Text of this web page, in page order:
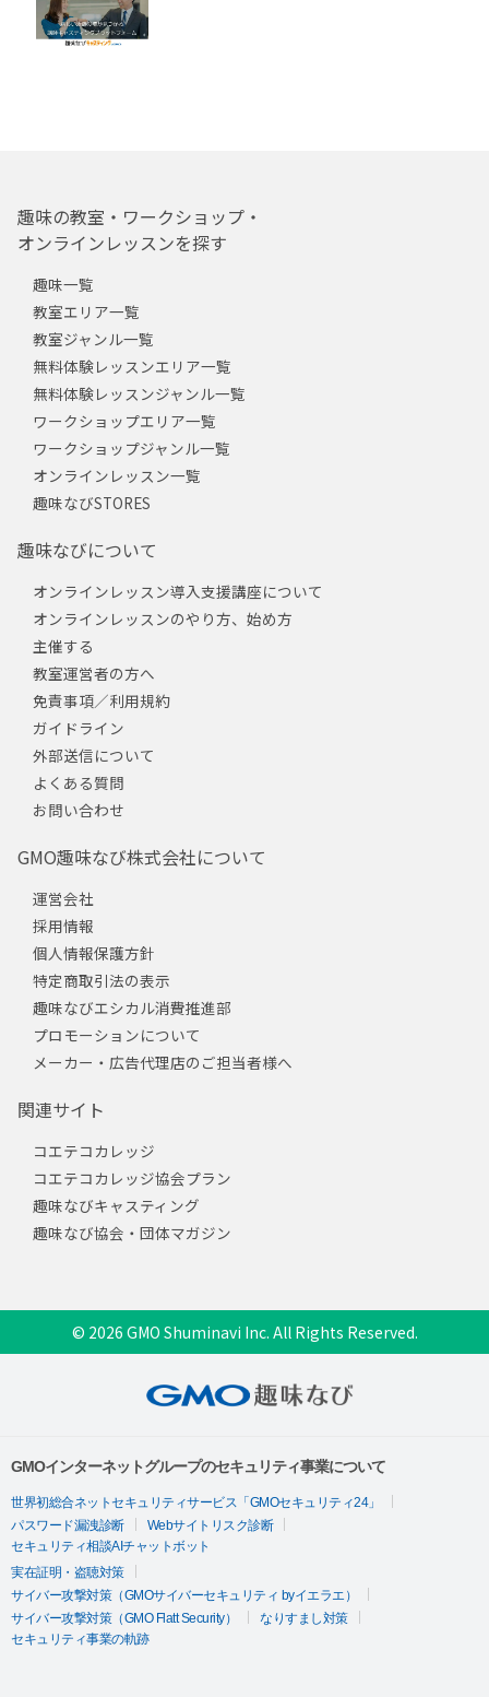
趣味の教室・ワークショップ・
オンラインレッスンを探す
趣味一覧
教室エリア一覧
教室ジャンル一覧
無料体験レッスンエリア一覧
無料体験レッスンジャンル一覧
ワークショップエリア一覧
ワークショップジャンル一覧
オンラインレッスン一覧
趣味なびSTORES
趣味なびについて
オンラインレッスン導入支援講座について
オンラインレッスンのやり方、始め方
主催する
教室運営者の方へ
免責事項／利用規約
ガイドライン
外部送信について
よくある質問
お問い合わせ
GMO趣味なび株式会社について
運営会社
採用情報
個人情報保護方針
特定商取引法の表示
趣味なびエシカル消費推進部
プロモーションについて
メーカー・広告代理店のご担当者様へ
関連サイト
コエテコカレッジ
コエテコカレッジ協会プラン
趣味なびキャスティング
趣味なび協会・団体マガジン
© 2026 GMO Shuminavi Inc. All Rights Reserved.